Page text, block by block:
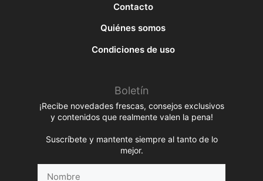
Contacto
Quiénes somos
Condiciones de uso
Boletín
¡Recibe novedades frescas, consejos exclusivos
y contenidos que realmente valen la pena!
Suscríbete y mantente siempre al tanto de lo
mejor.